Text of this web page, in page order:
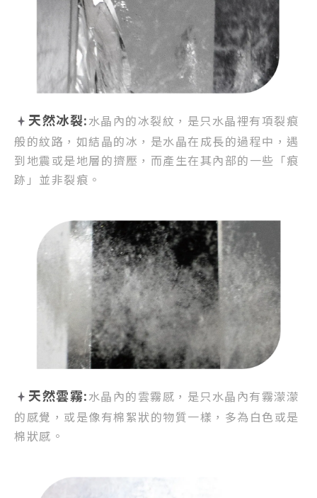
天然冰裂:水晶內的冰裂紋， 是只水晶裡有項裂痕
般的紋路， 如結晶的冰，是水晶在成長的過程中， 遇
到地震或是地層的擠壓， 而產生在其內部的一些「痕
跡」並非裂痕。
天然雲霧:水晶內的雲霧感， 是只水晶內有霧濛濛
的感覺， 或是像有棉絮狀的物質一樣， 多為白色或是
棉狀感。